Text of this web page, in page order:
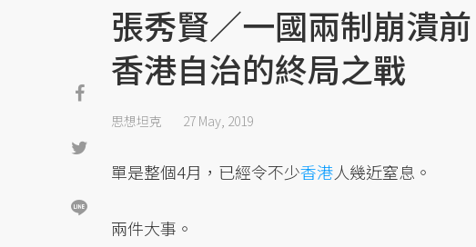
張秀賢／一國兩制崩潰
香港自治的終局之戰
思想坦克 27 May, 2019
單是整個4月，已經令不少香港人幾近窒息。
兩件大事。